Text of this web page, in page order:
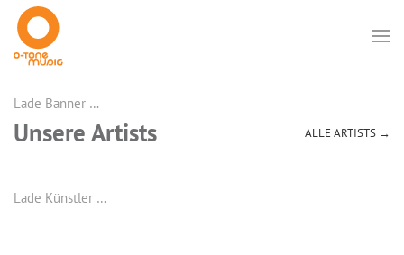
Lade Banner …
Unsere Artists ALLE ARTISTS →
Lade Künstler …